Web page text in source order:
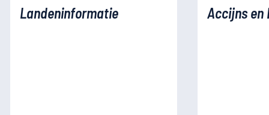
Landeninformatie Accijns en